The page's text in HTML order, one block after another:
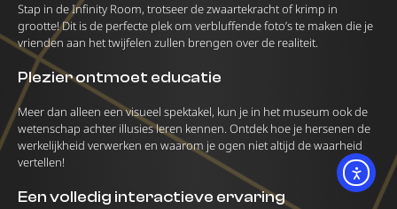
Stap in de Infinity Room, trotseer de zwaartekracht of krimp in
grootte! Dit is de perfecte plek om verbluffende foto’s te maken die je
vrienden aan het twijfelen zullen brengen over de realiteit.
Plezier ontmoet educatie
Meer dan alleen een visueel spektakel, kun je in het museum ook de
wetenschap achter illusies leren kennen. Ontdek hoe je hersenen de
werkelijkheid verwerken en waarom je ogen niet altijd de waarheid
vertellen!
Een volledig interactieve ervaring